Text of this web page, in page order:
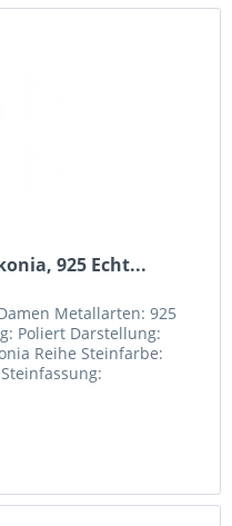
925 Echt...
Metallarten: 925
Poliert Darstellung:
Reihe Steinfarbe: